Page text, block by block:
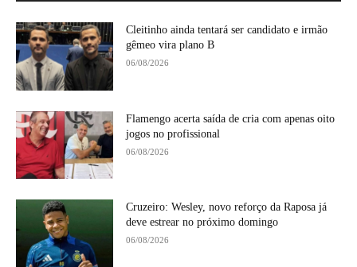
Cleitinho ainda tentará ser candidato e irmão
gêmeo vira plano B
06/08/2026
Flamengo acerta saída de cria com apenas oito
jogos no profissional
06/08/2026
Cruzeiro: Wesley, novo reforço da Raposa já
deve estrear no próximo domingo
06/08/2026